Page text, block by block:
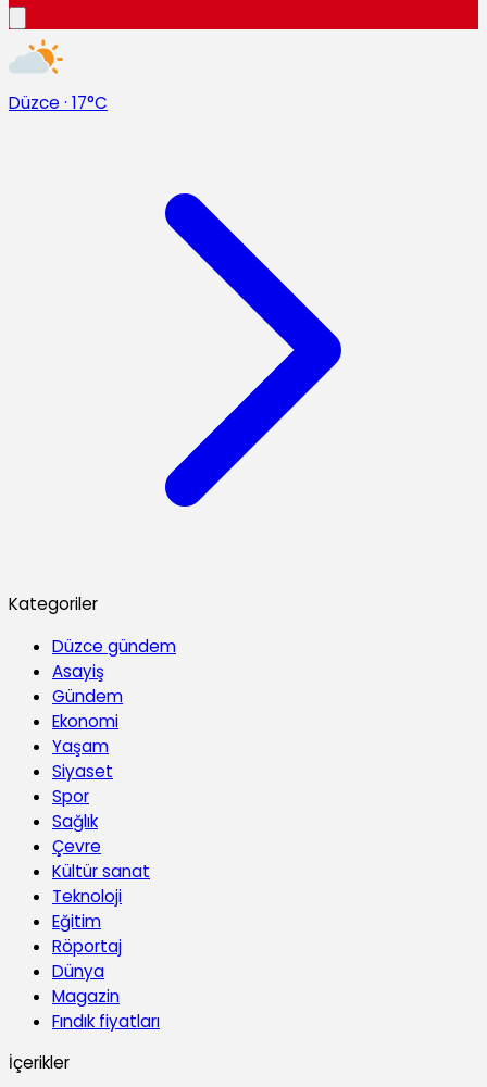
Düzce · 17°C
Kategoriler
Düzce gündem
Asayiş
Gündem
Ekonomi
Yaşam
Siyaset
Spor
Sağlık
Çevre
Kültür sanat
Teknoloji
Eğitim
Röportaj
Dünya
Magazin
Fındık fiyatları
İçerikler